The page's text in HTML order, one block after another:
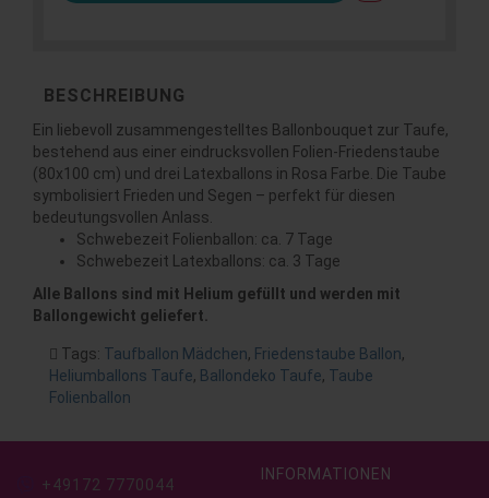
BESCHREIBUNG
Ein liebevoll zusammengestelltes Ballonbouquet zur Taufe,
bestehend aus einer eindrucksvollen Folien-Friedenstaube
(80x100 cm) und drei Latexballons in Rosa Farbe. Die Taube
symbolisiert Frieden und Segen – perfekt für diesen
bedeutungsvollen Anlass.
Schwebezeit Folienballon: ca. 7 Tage
Schwebezeit Latexballons: ca. 3 Tage
Alle Ballons sind mit Helium gefüllt und werden mit
Ballongewicht geliefert.
Tags: Taufballon Mädchen, Friedenstaube Ballon,
Heliumballons Taufe, Ballondeko Taufe, Taube
Folienballon
+49172 7770044
INFORMATIONEN